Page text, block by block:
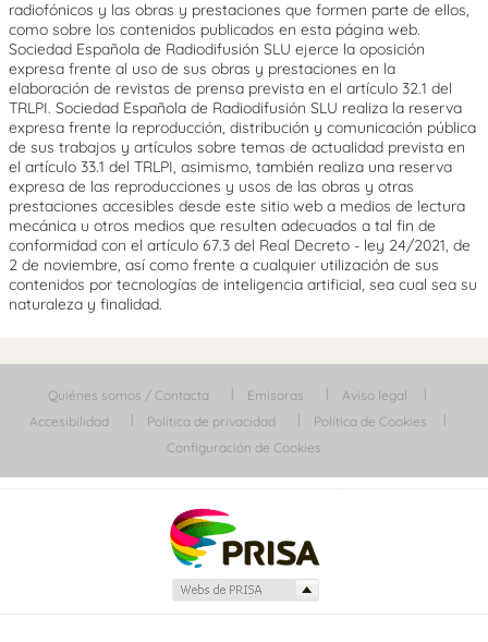
radiofónicos y las obras y prestaciones que formen parte de ellos,
como sobre los contenidos publicados en esta página web.
Sociedad Española de Radiodifusión SLU ejerce la oposición
expresa frente al uso de sus obras y prestaciones en la
elaboración de revistas de prensa prevista en el artículo 32.1 del
TRLPI. Sociedad Española de Radiodifusión SLU realiza la reserva
expresa frente la reproducción, distribución y comunicación pública
de sus trabajos y artículos sobre temas de actualidad prevista en
el artículo 33.1 del TRLPI, asimismo, también realiza una reserva
expresa de las reproducciones y usos de las obras y otras
prestaciones accesibles desde este sitio web a medios de lectura
mecánica u otros medios que resulten adecuados a tal fin de
conformidad con el artículo 67.3 del Real Decreto - ley 24/2021, de
2 de noviembre, así como frente a cualquier utilización de sus
contenidos por tecnologías de inteligencia artificial, sea cual sea su
naturaleza y finalidad.
Quiénes somos / Contacta Emisoras
Aviso legal
Accesibilidad
Política de privacidad
Política de Cookies
Configuración de Cookies